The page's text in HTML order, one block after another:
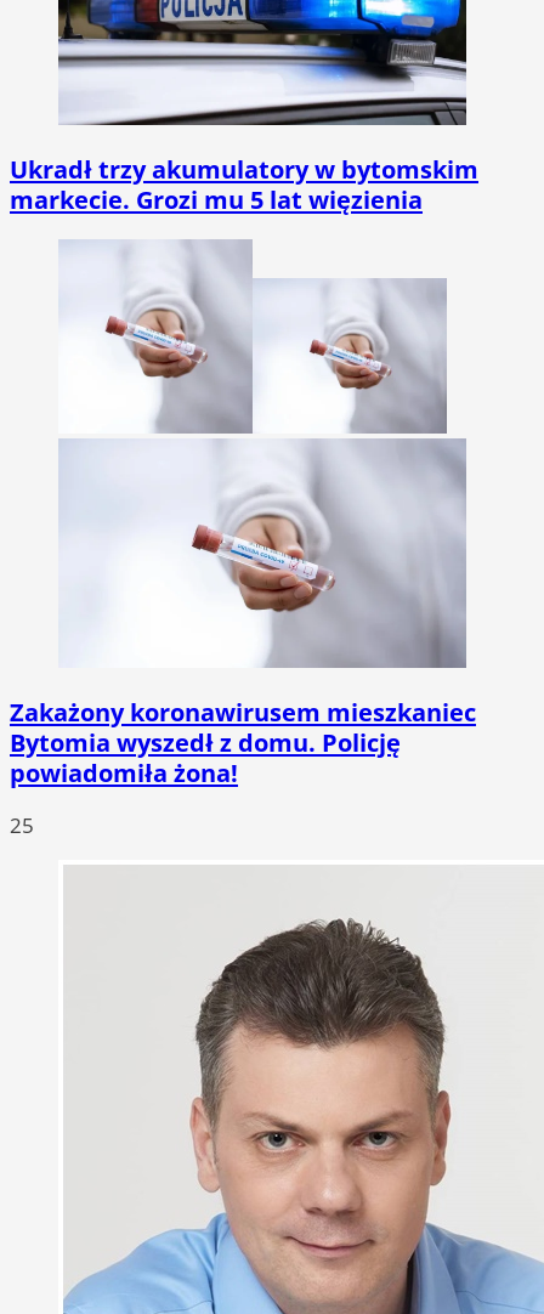
Ukradł trzy akumulatory w bytomskim
markecie. Grozi mu 5 lat więzienia
Zakażony koronawirusem mieszkaniec
Bytomia wyszedł z domu. Policję
powiadomiła żona!
25